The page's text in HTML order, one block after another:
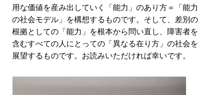
用な価値を産み出していく「能力」のあり方＝「能力
の社会モデル」を構想するものです。そして、差別の
根拠としての「能力」を根本から問い直し、障害者を
含むすべての人にとっての「異なる在り方」の社会を
展望するものです。お読みいただければ幸いです。